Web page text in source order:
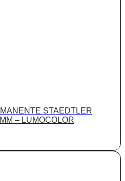
STAEDTLER
– LUMOCOLOR